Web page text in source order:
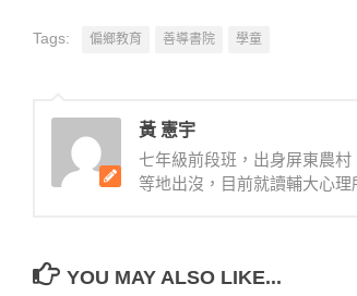
Tags: 偏鄉教育 善導書院 學童
黃 憲宇
七年級前段班，出身屏東農
等地出沒，目前就讀輔大心
YOU MAY ALSO LIKE...